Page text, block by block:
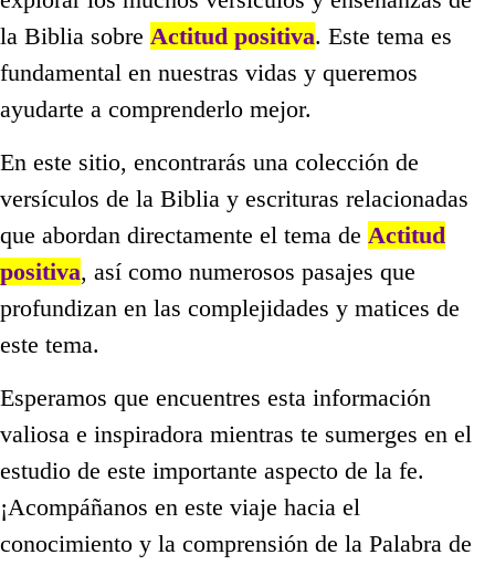
la Biblia sobre Actitud positiva. Este tema es
fundamental en nuestras vidas y queremos
ayudarte a comprenderlo mejor.
En este sitio, encontrarás una colección de
versículos de la Biblia y escrituras relacionadas
que abordan directamente el tema de Actitud
positiva, así como numerosos pasajes que
profundizan en las complejidades y matices de
este tema.
Esperamos que encuentres esta información
valiosa e inspiradora mientras te sumerges en el
estudio de este importante aspecto de la fe.
¡Acompáñanos en este viaje hacia el
conocimiento y la comprensión de la Palabra de